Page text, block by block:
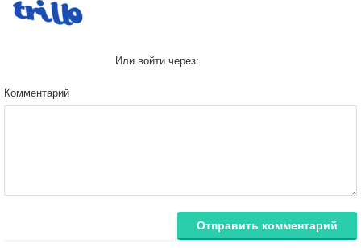
Или войти через:
Комментарий
Отправить комментарий